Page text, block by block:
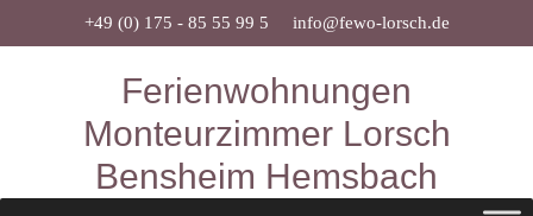
Inhalt
+49 (0) 175 - 85 55 99 5 info@fewo-lorsch.de
Ferienwohnungen
Monteurzimmer Lorsch
Bensheim Hemsbach